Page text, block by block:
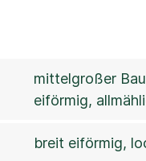
mittelgroßer
eiförmig,
breit eiförmig,